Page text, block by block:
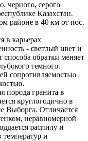
черного, серого
Казахстан.
районе в 40 км от пос.
в карьерах
- светлый цвет и
способа обратки меняет
темного.
сопротивляемостью
порода гранита в
круглогодично в
Выборга. Отличается
неравномерной
распилу и
температур и